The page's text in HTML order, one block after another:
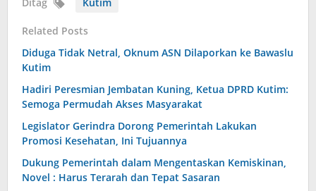
Related Posts
Diduga Tidak Netral, Oknum ASN Dilaporkan ke Bawaslu
Kutim
Hadiri Peresmian Jembatan Kuning, Ketua DPRD Kutim:
Semoga Permudah Akses Masyarakat
Legislator Gerindra Dorong Pemerintah Lakukan
Promosi Kesehatan, Ini Tujuannya
Dukung Pemerintah dalam Mengentaskan Kemiskinan,
Novel : Harus Terarah dan Tepat Sasaran